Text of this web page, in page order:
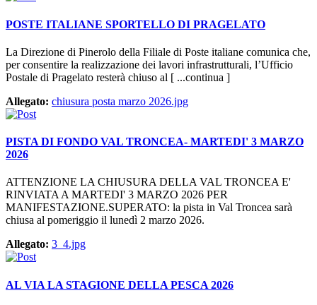
POSTE ITALIANE SPORTELLO DI PRAGELATO
La Direzione di Pinerolo della Filiale di Poste italiane comunica che,
per consentire la realizzazione dei lavori infrastrutturali, l’Ufficio
Postale di Pragelato resterà chiuso al [ ...continua ]
Allegato: chiusura posta marzo 2026.jpg
PISTA DI FONDO VAL TRONCEA- MARTEDI' 3 MARZO
2026
ATTENZIONE LA CHIUSURA DELLA VAL TRONCEA E'
RINVIATA A MARTEDI' 3 MARZO 2026 PER
MANIFESTAZIONE.SUPERATO: la pista in Val Troncea sarà
chiusa al pomeriggio il lunedì 2 marzo 2026.
Allegato: 3_4.jpg
AL VIA LA STAGIONE DELLA PESCA 2026